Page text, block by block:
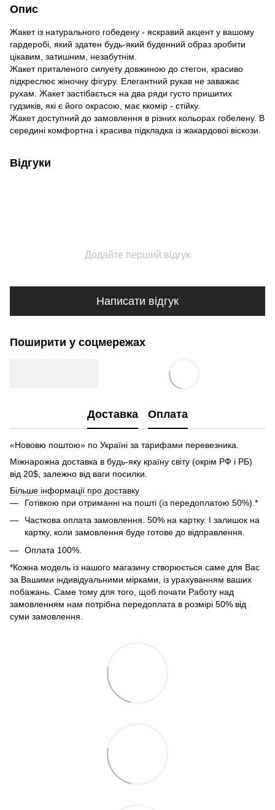
Опис
Жакет із натурального гобедену - яскравий акцент у вашому
гардеробі, який здатен будь-який буденний образ зробити
цікавим, затишним, незабутнім.
Жакет приталеного силуету довжиною до стегон, красиво
підкреслює жіночну фігуру. Елегантний рукав не заважає
рухам. Жакет застібається на два ряди густо пришитих
гудзиків, які є його окрасою, має ккомір - стійку.
Жакет доступний до замовлення в різних кольорах гобелену. В
середині комфортна і красива підкладка із жакардовоі віскози.
Відгуки
Додайте перший відгук
Написати відгук
Поширити у соцмережах
Доставка Оплата
«Нововю поштою» по Україні за тарифами перевезника.
Міжнарожна доставка в будь-яку країну світу (окрім РФ і РБ)
від 20$, залежно від ваги посилки.
Більше інформації про доставку
Готівкою при отриманні на пошті (із передоплатою 50%).*
Часткова оплата замовлення. 50% на картку. І залишок на
картку, коли замовлення буде готове до відправлення.
Оплата 100%.
*Кожна модель із нашого магазину створюється саме для Вас
за Вашими індивідуальними мірками, із урахуванням ваших
побажань. Саме тому для того, щоб почати Работу над
замовленням нам потрібна передоплата в розмірі 50% від
суми замовлення.